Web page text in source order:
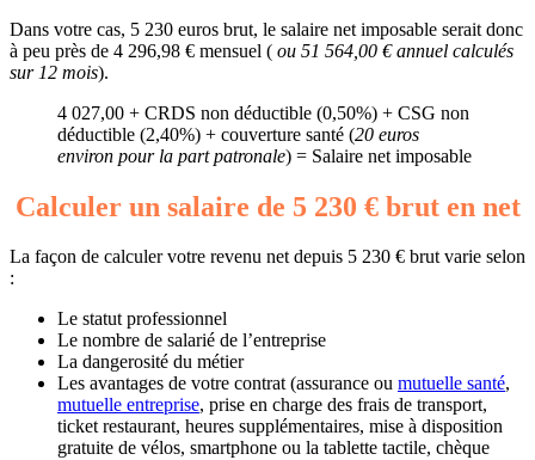
Dans votre cas, 5 230 euros brut, le salaire net imposable serait donc
à peu près de 4 296,98 € mensuel ( ou 51 564,00 € annuel calculés
sur 12 mois).
4 027,00 + CRDS non déductible (0,50%) + CSG non
déductible (2,40%) + couverture santé (20 euros
environ pour la part patronale) = Salaire net imposable
Calculer un salaire de 5 230 € brut en net
La façon de calculer votre revenu net depuis 5 230 € brut varie selon
:
Le statut professionnel
Le nombre de salarié de l’entreprise
La dangerosité du métier
Les avantages de votre contrat (assurance ou mutuelle santé,
mutuelle entreprise, prise en charge des frais de transport,
ticket restaurant, heures supplémentaires, mise à disposition
gratuite de vélos, smartphone ou la tablette tactile, chèque